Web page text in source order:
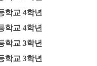
학교 4학년
학교 4학년
학교 3학년
학교 3학년